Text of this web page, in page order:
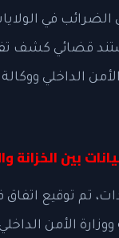
في
قضائي كشف
الداخلي
بين الخزانة
ووزارة الأمن